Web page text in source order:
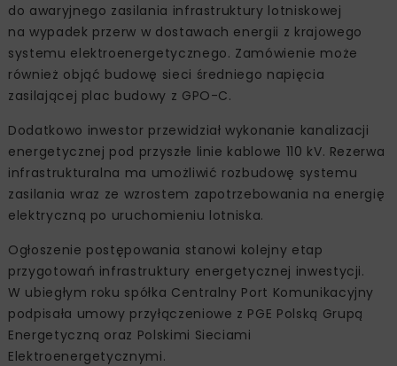
do awaryjnego zasilania infrastruktury lotniskowej
na wypadek przerw w dostawach energii z krajowego
systemu elektroenergetycznego. Zamówienie może
również objąć budowę sieci średniego napięcia
zasilającej plac budowy z GPO-C.
Dodatkowo inwestor przewidział wykonanie kanalizacji
energetycznej pod przyszłe linie kablowe 110 kV. Rezerwa
infrastrukturalna ma umożliwić rozbudowę systemu
zasilania wraz ze wzrostem zapotrzebowania na energię
elektryczną po uruchomieniu lotniska.
Ogłoszenie postępowania stanowi kolejny etap
przygotowań infrastruktury energetycznej inwestycji.
W ubiegłym roku spółka Centralny Port Komunikacyjny
podpisała umowy przyłączeniowe z PGE Polską Grupą
Energetyczną oraz Polskimi Sieciami
Elektroenergetycznymi.